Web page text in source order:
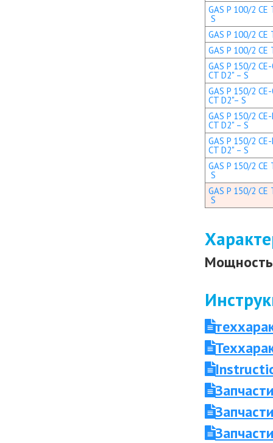
GAS P 100/2 CE
S
GAS P 100/2 CE
GAS P 100/2 CE
GAS P 150/2
CT D2" – S
GAS P 150/2
CT D2"– S
GAS P 150/2
CT D2" – S
GAS P 150/2
CT D2" – S
GAS P 150/2 CE
S
GAS P 150/2 CE
S
Мощность